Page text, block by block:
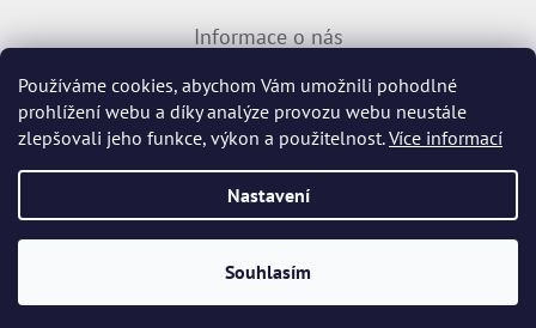
Používáme cookies, abychom Vám umožnili pohodlné
prohlížení webu a díky analýze provozu webu neustále
zlepšovali jeho funkce, výkon a použitelnost.Více informací
Nastavení
Souhlasím
Informace o nás
PŘIPOJTE SE K NÁM
INFORMACE K DOPRAVĚ ZDARMA
Vytvořil Shoptet
Profiperma.cz. Všechna práva vyhrazena.